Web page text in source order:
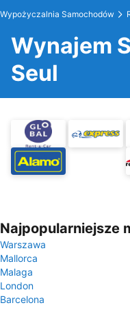
Wypożyczalnia Samochodów
Wynajem
Seul
Najpopularniejsze
Warszawa
Mallorca
Malaga
London
Barcelona